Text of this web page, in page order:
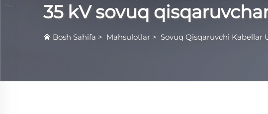
35 kV sovuq
Bosh Sahifa > Mahsulotlar > Sovuq Qisqaruvchi Kabellar